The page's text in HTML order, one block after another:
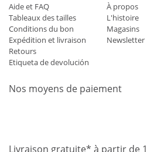
Aide et FAQ
Tableaux des tailles
Conditions du bon
Expédition et livraison
Retours
Etiqueta de devolución
À propos
L'histoire
Magasins
Newsletter
Nos moyens de paiement
Livraison gratuite* à partir de